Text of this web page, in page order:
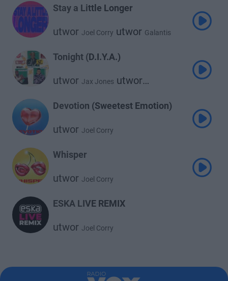
Stay a Little Longer
utwor Joel Corry utwor Galantis
Tonight (D.I.Y.A.)
utwor Jax Jones utwor
Devotion (Sweetest Emotion)
utwor Joel Corry
Whisper
utwor Joel Corry
ESKA LIVE REMIX
utwor Joel Corry